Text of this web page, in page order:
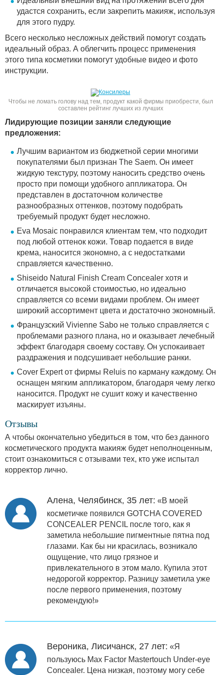
удастся сохранить, если закрепить макияж, используя
для этого пудру.
Всего несколько несложных действий помогут создать
идеальный образ. А облегчить процесс применения
этого типа косметики помогут удобные видео и фото
инструкции.
Чтобы не ломать голову над тем, продукт какой фирмы приобрести, был
составлен рейтинг лучших из лучших
Лидирующие позиции заняли следующие
предложения:
Лучшим вариантом из бюджетной серии многими
покупателями был признан The Saem. Он имеет
жидкую текстуру, поэтому наносить средство очень
просто при помощи удобного аппликатора. Он
представлен в достаточном количестве
разнообразных оттенков, поэтому подобрать
требуемый продукт будет несложно.
Eva Mosaic понравился клиентам тем, что подходит
под любой оттенок кожи. Товар подается в виде
крема, наносится экономно, а с недостатками
справляется качественно.
Shiseido Natural Finish Cream Concealer хотя и
отличается высокой стоимостью, но идеально
справляется со всеми видами проблем. Он имеет
широкий ассортимент цвета и достаточно экономный.
Французский Vivienne Sabo не только справляется с
проблемами разного плана, но и оказывает лечебный
эффект благодаря своему составу. Он успокаивает
раздражения и подсушивает небольшие ранки.
Cover Expert от фирмы Reluis по карману каждому. Он
оснащен мягким аппликатором, благодаря чему легко
наносится. Продукт не сушит кожу и качественно
маскирует изъяны.
Отзывы
А чтобы окончательно убедиться в том, что без данного
косметического продукта макияж будет неполноценным,
стоит ознакомиться с отзывами тех, кто уже испытал
корректор лично.
Алена, Челябинск, 35 лет: «В моей
косметичке появился GOTCHA COVERED
CONCEALER PENCIL после того, как я
заметила небольшие пигментные пятна под
глазами. Как бы ни красилась, возникало
ощущение, что лицо грязное и
привлекательного в этом мало. Купила этот
недорогой корректор. Разницу заметила уже
после первого применения, поэтому
рекомендую!»
Вероника, Лисичанск, 27 лет: «Я
пользуюсь Max Factor Mastertouch Under-eye
Concealer. Цена низкая, поэтому могу себе